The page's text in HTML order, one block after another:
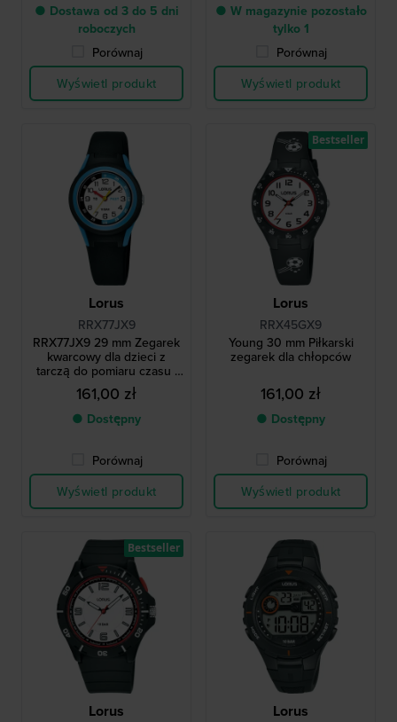
● Dostawa od 3 do 5 dni
roboczych
Porównaj
Wyświetl produkt
● W magazynie pozostało
tylko 1
Porównaj
Wyświetl produkt
Lorus
RRX77JX9
RRX77JX9 29 mm Zegarek
kwarcowy dla dzieci z
tarczą do pomiaru czasu i
silikonowym paskiem
161,00 zł
● Dostępny
Porównaj
Wyświetl produkt
Lorus
RRX45GX9
Young 30 mm Piłkarski
zegarek dla chłopców
161,00 zł
● Dostępny
Porównaj
Wyświetl produkt
Bestseller
Lorus
Bestseller
Lorus